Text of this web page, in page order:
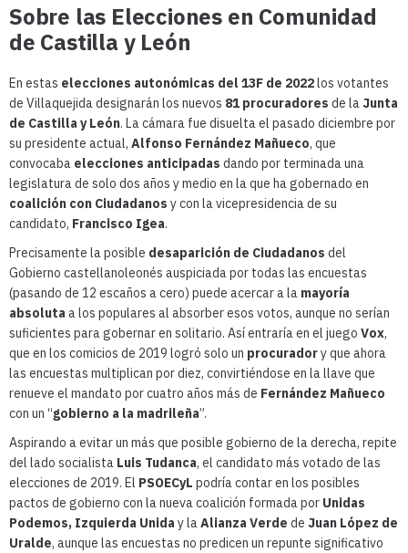
Sobre las Elecciones en Comunidad
de Castilla y León
En estas elecciones autonómicas del 13F de 2022los votantes
de Villaquejida designarán los nuevos 81 procuradores de la Junta
de Castilla y León. La cámara fue disuelta el pasado diciembre por
su presidente actual, Alfonso Fernández Mañueco, que
convocaba elecciones anticipadas dando por terminada una
legislatura de solo dos años y medio en la que ha gobernado en
coalición con Ciudadanos y con la vicepresidencia de su
candidato, Francisco Igea.
Precisamente la posible desaparición de Ciudadanos del
Gobierno castellanoleonés auspiciada por todas las encuestas
(pasando de 12 escaños a cero) puede acercar a la mayoría
absoluta a los populares al absorber esos votos, aunque no serían
suficientes para gobernar en solitario. Así entraría en el juego Vox,
que en los comicios de 2019 logró solo un procuradory que ahora
las encuestas multiplican por diez, convirtiéndose en la llave que
renueve el mandato por cuatro años más de Fernández Mañueco
con un “gobierno a la madrileña”.
Aspirando a evitar un más que posible gobierno de la derecha, repite
del lado socialista Luis Tudanca, el candidato más votado de las
elecciones de 2019. El PSOECyL podría contar en los posibles
pactos de gobierno con la nueva coalición formada por Unidas
Podemos, Izquierda Unida y la Alianza Verde de Juan López de
Uralde, aunque las encuestas no predicen un repunte significativo